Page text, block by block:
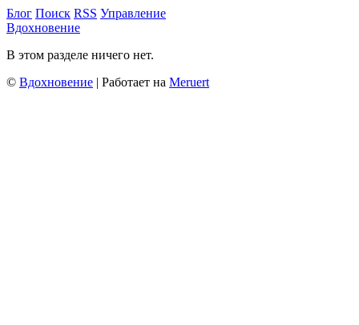
Блог Поиск RSS Управление
Вдохновение
В этом разделе ничего нет.
© Вдохновение | Работает на Meruert